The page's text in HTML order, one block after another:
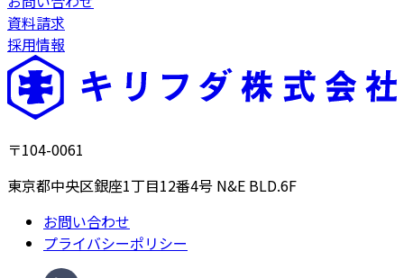
資料請求
採用情報
〒104-0061
東京都中央区銀座1丁目12番4号 N&E BLD.6F
お問い合わせ
プライバシーポリシー